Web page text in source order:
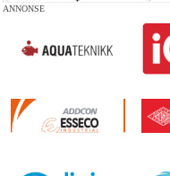
ANNONSE